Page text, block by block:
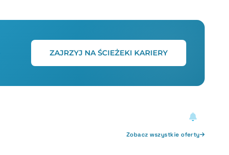
ZAJRZYJ NA ŚCIEŻEKI KARIERY
Zobacz wszystkie oferty